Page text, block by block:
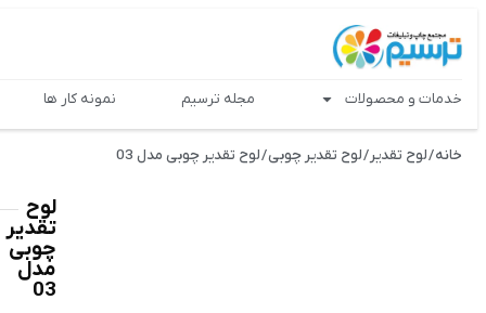
خدمات و محصولات مجله ترسیم نمونه کار ها
خانه/لوح تقدیر/لوح تقدیر چوبی/ لوح تقدیر چوبی مدل 03
لوح
تقدیر
چوبی
مدل
03